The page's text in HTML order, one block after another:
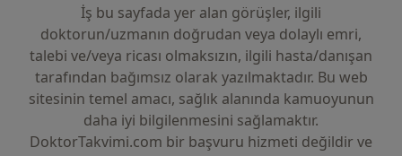
İş bu sayfada yer alan görüşler, ilgili
doktorun/uzmanın doğrudan veya dolaylı emri,
talebi ve/veya ricası olmaksızın, ilgili hasta/danışan
tarafından bağımsız olarak yazılmaktadır. Bu web
sitesinin temel amacı, sağlık alanında kamuoyunun
daha iyi bilgilenmesini sağlamaktır.
DoktorTakvimi.com bir başvuru hizmeti değildir ve